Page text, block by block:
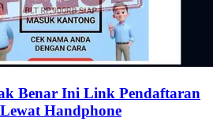
Benar Ini Link Pendaftaran
Handphone